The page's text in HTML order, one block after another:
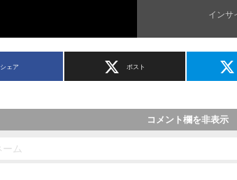
インサ
シェア ポスト
コメント欄を非表示